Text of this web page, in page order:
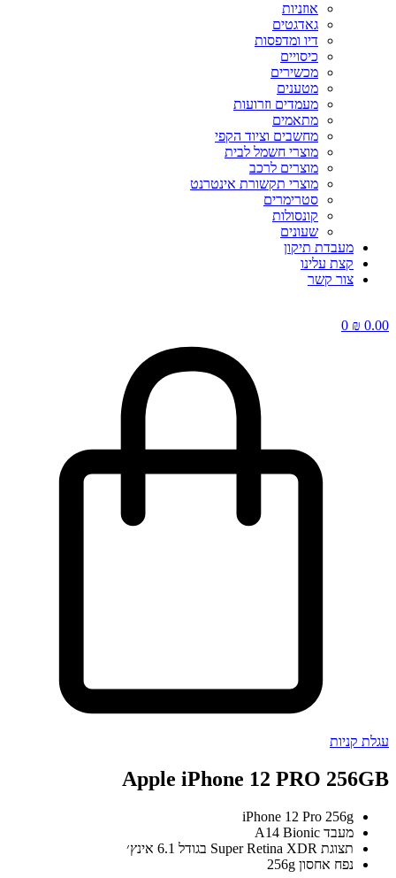
אוזניות
גאדגטים
דיו ומדפסות
כיסויים
מכשירים
מטענים
מעמדים וזרועות
מתאמים
מחשבים וציוד הקפי
מוצרי חשמל לבית
מוצרים לרכב
מוצרי תקשורת אינטרנט
סטרימרים
קונסולות
שעונים
מעבדת תיקון
קצת עלינו
צור קשר
₪0.00
0
עגלת קניות
Apple iPhone 12 PRO 256GB
iPhone 12 Pro 256g
מעבד A14 Bionic
תצוגת Super Retina XDR בגודל 6.1 אינץ׳
נפח אחסון 256g